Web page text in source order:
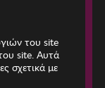
του site
site. Αυτά
σχετικά με